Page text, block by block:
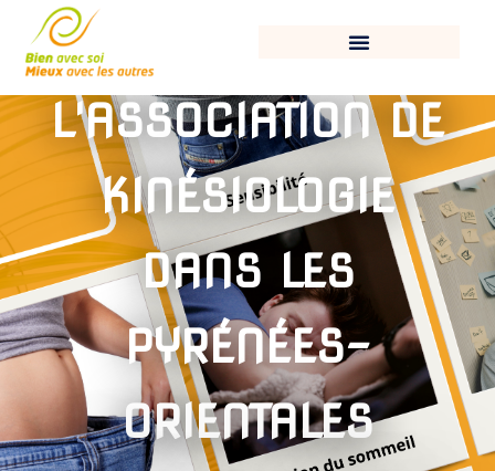
L'ASSOCIATION DE
KINÉSIOLOGIE
DANS LES
PYRÉNÉES-
ORIENTALES